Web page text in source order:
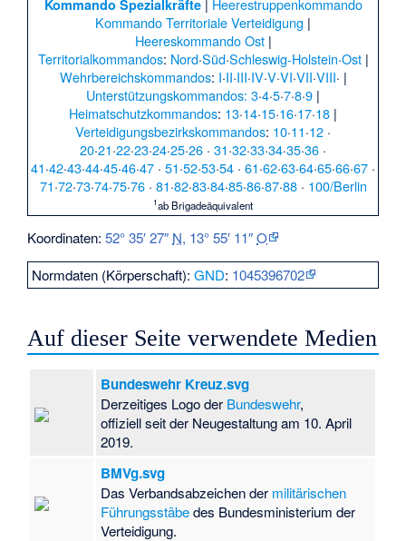
Kommando Spezialkräfte
Kommando Territoriale Verteidigung |
Heereskommando Ost|
Territorialkommandos: Nord·Süd·Schleswig-Holstein·Ost|
Wehrbereichskommandos: I·II·III·IV·V·VI·VII·VIII· |
Unterstützungskommandos: 3·4·5·7·8·9 |
Heimatschutzkommandos: 13·14·15·16·17·18 |
Verteidigungsbezirkskommandos: 10·11·12 ·
20·21·22·23·24·25·26 · 31·32·33·34·35·36 ·
41·42·43·44·45·46·47 · 51·52·53·54 · 61·62·63·64·65·66·67 ·
71·72·73·74·75·76· 81·82·83·84·85·86·87·88· 100/Berlin
1ab Brigadeäquivalent
Koordinaten:52° 35′ 27″ N, 13° 55′ 11″O
Normdaten (Körperschaft):GND: 1045396702
Auf dieser Seite verwendete Medien
Bundeswehr Kreuz.svg
Derzeitiges Logo der Bundeswehr,
offiziell seit der Neugestaltung am 10. April
2019.
BMVg.svg
Das Verbandsabzeichen der militärischen
Führungsstäbedes Bundesministerium der
Verteidigung.